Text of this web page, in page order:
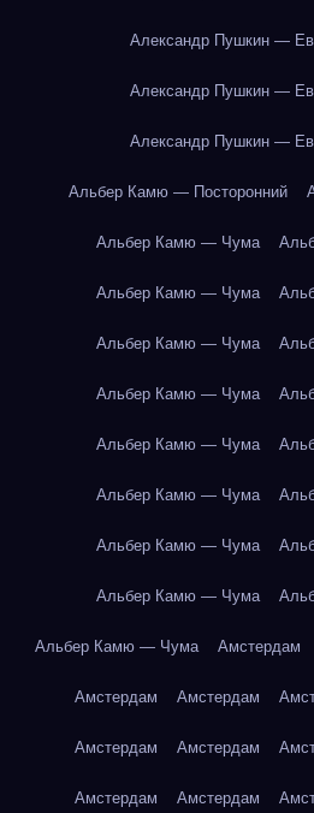
Александр Пушкин —
Александр Пушкин —
Александр Пушкин —
Альбер Камю — Посторонний
Альбер Камю — Чума
Альбер Камю — Чума
Альбер Камю — Чума
Альбер Камю — Чума
Альбер Камю — Чума
Альбер Камю — Чума
Альбер Камю — Чума
Альбер Камю — Чума
Альбер Камю — Чума Амстердам
Амстердам Амстердам
Амстердам Амстердам
Амстердам Амстердам